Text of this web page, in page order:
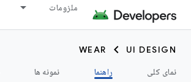
ملزومات
UI DESIGN
WEAR
نمای کلی
راهنما نمونه ها